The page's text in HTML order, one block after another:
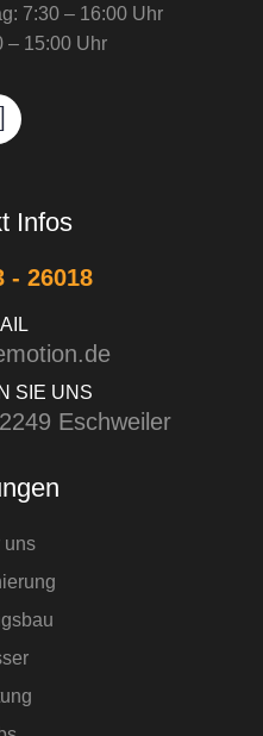
7:30 – 16:00 Uhr
– 15:00 Uhr
Infos
- 26018
SIE UNS
Eschweiler
uns